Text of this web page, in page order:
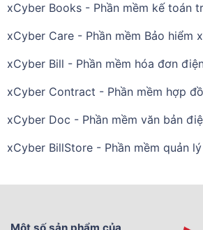
xCyber Books - Phần mềm kế toán
xCyber Care - Phần mềm Bảo hiểm
xCyber Bill - Phần mềm hóa đơn
xCyber Contract - Phần mềm hợp
xCyber Doc - Phần mềm văn bản
xCyber BillStore - Phần mềm quản